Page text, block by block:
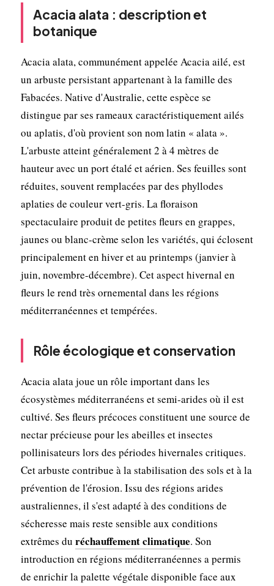
Acacia alata : description et
botanique
Acacia alata, communément appelée Acacia ailé, est
un arbuste persistant appartenant à la famille des
Fabacées. Native d'Australie, cette espèce se
distingue par ses rameaux caractéristiquement ailés
ou aplatis, d'où provient son nom latin « alata ».
L'arbuste atteint généralement 2 à 4 mètres de
hauteur avec un port étalé et aérien. Ses feuilles sont
réduites, souvent remplacées par des phyllodes
aplaties de couleur vert-gris. La floraison
spectaculaire produit de petites fleurs en grappes,
jaunes ou blanc-crème selon les variétés, qui éclosent
principalement en hiver et au printemps (janvier à
juin, novembre-décembre). Cet aspect hivernal en
fleurs le rend très ornemental dans les régions
méditerranéennes et tempérées.
Rôle écologique et conservation
Acacia alata joue un rôle important dans les
écosystèmes méditerranéens et semi-arides où il est
cultivé. Ses fleurs précoces constituent une source de
nectar précieuse pour les abeilles et insectes
pollinisateurs lors des périodes hivernales critiques.
Cet arbuste contribue à la stabilisation des sols et à la
prévention de l'érosion. Issu des régions arides
australiennes, il s'est adapté à des conditions de
sécheresse mais reste sensible aux conditions
extrêmes du réchauffement climatique. Son
introduction en régions méditerranéennes a permis
de enrichir la palette végétale disponible face aux